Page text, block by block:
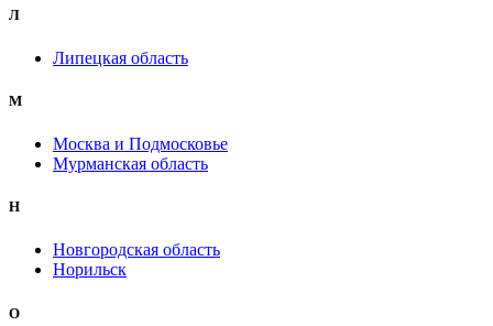
Л
Липецкая область
М
Москва и Подмосковье
Мурманская область
Н
Новгородская область
Норильск
О